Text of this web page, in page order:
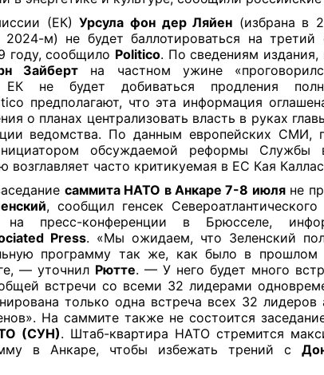
(ЕК)Урсула фон дер Ляйен (избрана в
2024-м) не будет баллотироваться на третий
году, сообщило Politico. По сведениям издания,
Зайберт на частном ужине
ЕК не будет добиваться продления
предполагают, что эта информация
о планах централизовать власть в руках
ведомства. По данным европейских СМИ,
обсуждаемой реформы Службы
возглавляет часто критикуемая в ЕС Кая
саммита НАТО в Анкаре 7-8 июляне
, сообщил генсек Североатлантического
на пресс-конференции в Брюсселе,
Press. «Мы ожидаем, что Зеленский
программу так же, как было в прошлом
— уточнил Рютте. — У него будет много
встречи со всеми 32 лидерами
только одна встреча всех 32 лидеров
На саммите также не состоится
(СУН). Штаб-квартира НАТО стремится
в Анкаре, чтобы избежать трений с